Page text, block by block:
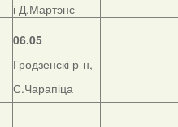
і Д.Мартэнс
06.05
Гродзенскі р-н,
С.Чарапіца